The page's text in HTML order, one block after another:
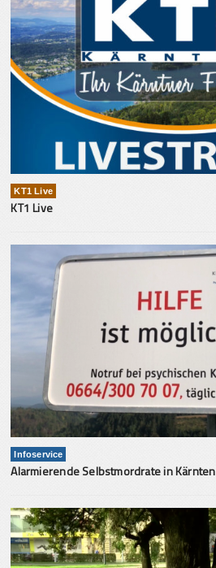
KT1 Live
KT1 Live
Infoservice
Alarmierende Selbstmordrate in Kärnten